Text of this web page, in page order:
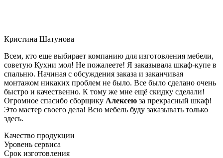
Кристина Шатунова
Всем, кто еще выбирает компанию для изготовления мебели,
советую Кухни мол! Не пожалеете! Я заказывала шкаф-купе в
спальню. Начиная с обсуждения заказа и заканчивая
монтажом никаких проблем не было. Все было сделано очень
быстро и качественно. К тому же мне ещё скидку сделали!
Огромное спасибо сборщику Алексею за прекрасный шкаф!
Это мастер своего дела! Всю мебель буду заказывать только
здесь.
Качество продукции
Уровень сервиса
Срок изготовления